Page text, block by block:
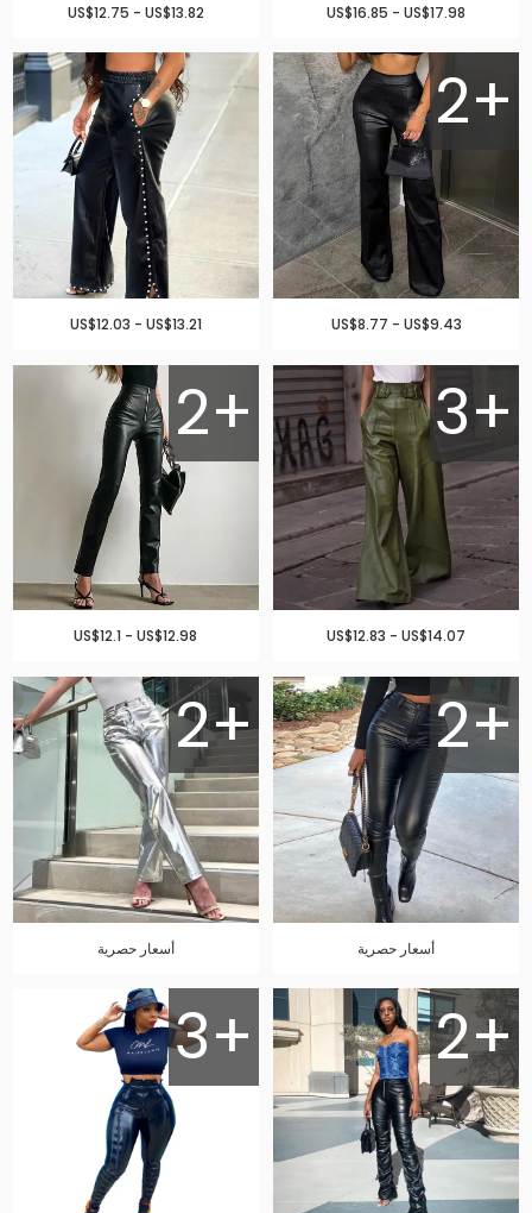
US$16.85 - US$17.98
US$12.75 - US$13.82
2+
US$8.77 - US$9.43
US$12.03 - US$13.21
3+
US$12.83 - US$14.07
2+
US$12.1 - US$12.98
2+
أسعار حصرية
2+
أسعار حصرية
2+
3+